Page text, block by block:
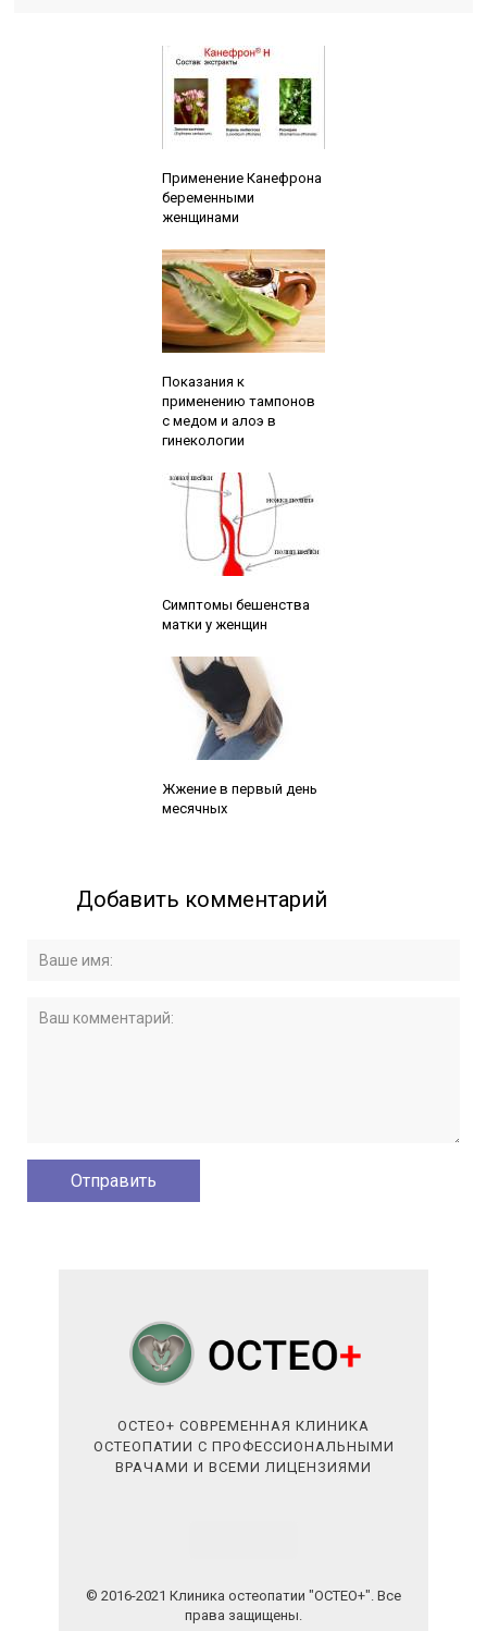
Применение Канефрона
беременными
женщинами
Показания к
применению тампонов
с медом и алоэ в
гинекологии
Симптомы бешенства
матки у женщин
Жжение в первый день
месячных
Добавить комментарий
ОСТЕО+ СОВРЕМЕННАЯ КЛИНИКА
ОСТЕОПАТИИ С ПРОФЕССИОНАЛЬНЫМИ
ВРАЧАМИ И ВСЕМИ ЛИЦЕНЗИЯМИ
© 2016-2021 Клиника остеопатии "ОСТЕО+". Все
права защищены.